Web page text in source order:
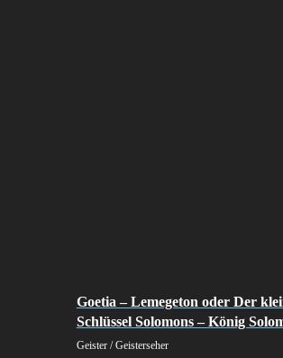
Goetia – Lemegeton oder Der
Schlüssel Solomons – König
Geister / Geisterseher